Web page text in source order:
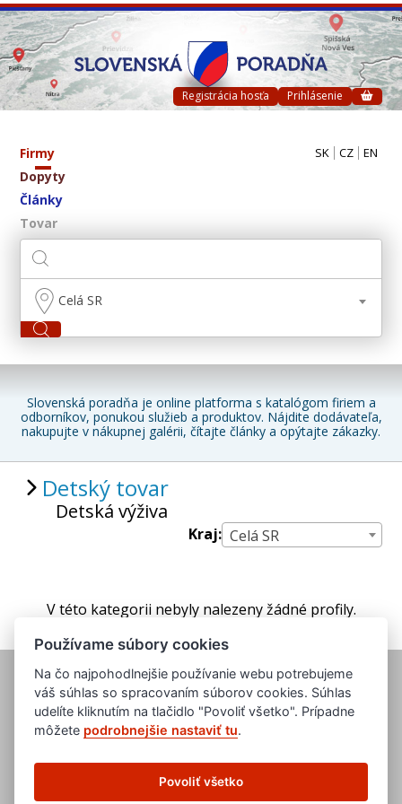
Registrácia hosťa Prihlásenie
Firmy
Dopyty
Články
Tovar
SK CZ EN
Celá SR
Slovenská poradňa je online platforma s katalógom firiem a
odborníkov, ponukou služieb a produktov. Nájdite dodávateľa,
nakupujte v nákupnej galérii, čítajte články a opýtajte zákazky.
Detský tovar
Detská výživa
Kraj: Celá SR
V této kategorii nebyly nalezeny žádné profily.
www.edb.cz
www.edb.eu
Používame súbory cookies
Na čo najpohodlnejšie používanie webu potrebujeme
váš súhlas so spracovaním súborov cookies. Súhlas
udelíte kliknutím na tlačidlo "Povoliť všetko". Prípadne
môžete podrobnejšie nastaviť tu.
Povoliť všetko